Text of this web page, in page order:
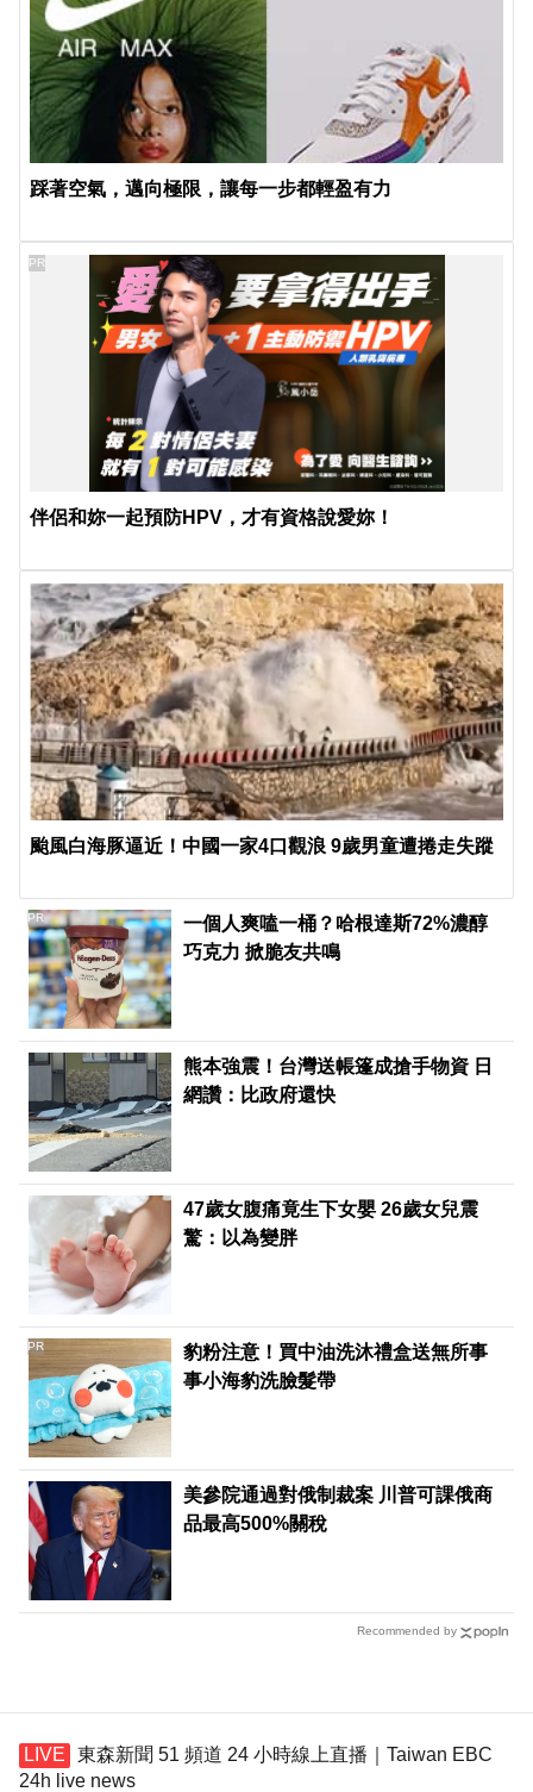
踩著空氣，邁向極限，讓每一步都輕盈有力
伴侶和妳一起預防HPV，才有資格說愛妳！
PR
颱風白海豚逼近！中國一家4口觀浪 9歲男童遭捲走失蹤
一個人爽嗑一桶？哈根達斯72%濃醇
巧克力 掀脆友共鳴
PR
熊本強震！台灣送帳篷成搶手物資 日
網讚：比政府還快
47歲女腹痛竟生下女嬰 26歲女兒震
驚：以為變胖
豹粉注意！買中油洗沐禮盒送無所事
事小海豹洗臉髮帶
PR
美參院通過對俄制裁案 川普可課俄商
品最高500%關稅
Recommended by
東森新聞 51 頻道 24 小時線上直播｜Taiwan EBC
24h live news